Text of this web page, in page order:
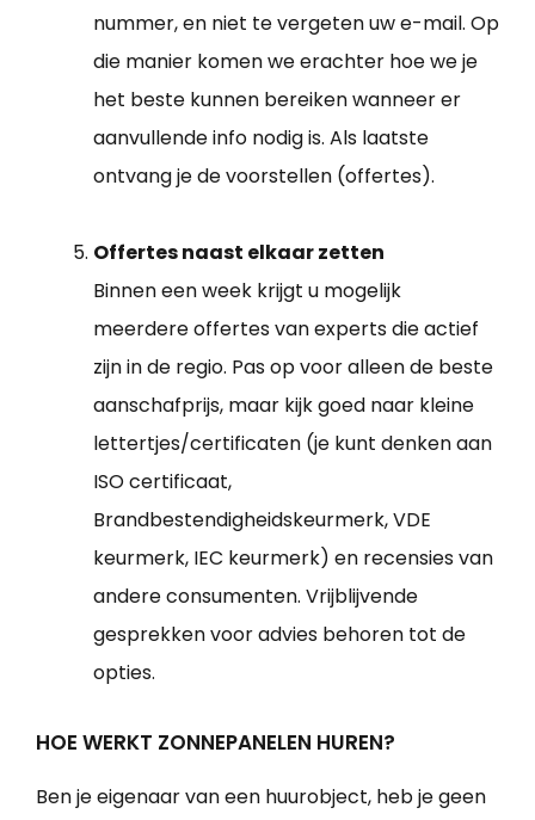
nummer, en niet te vergeten uw e-mail. Op
die manier komen we erachter hoe we je
het beste kunnen bereiken wanneer er
aanvullende info nodig is. Als laatste
ontvang je de voorstellen (offertes).
Offertes naast elkaar zetten
Binnen een week krijgt u mogelijk
meerdere offertes van experts die actief
zijn in de regio. Pas op voor alleen de beste
aanschafprijs, maar kijk goed naar kleine
lettertjes/certificaten (je kunt denken aan
ISO certificaat,
Brandbestendigheidskeurmerk, VDE
keurmerk, IEC keurmerk) en recensies van
andere consumenten. Vrijblijvende
gesprekken voor advies behoren tot de
opties.
HOE WERKT ZONNEPANELEN HUREN?
Ben je eigenaar van een huurobject, heb je geen